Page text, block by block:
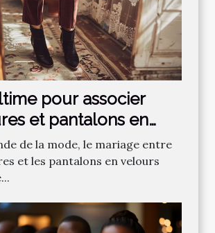
pour associer
et pantalons en
de la mode, le mariage entre
et les pantalons en velours